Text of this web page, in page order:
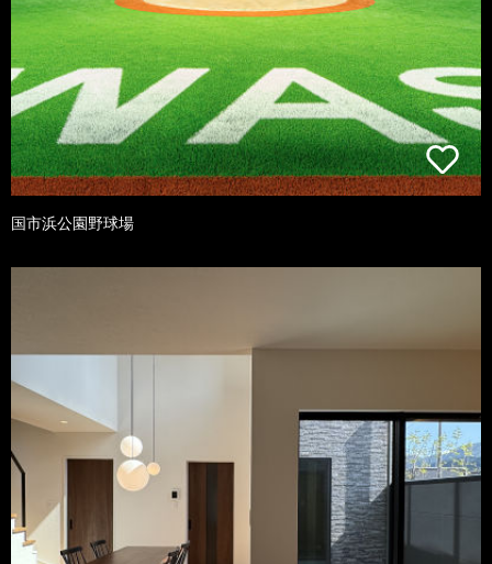
国市浜公園野球場